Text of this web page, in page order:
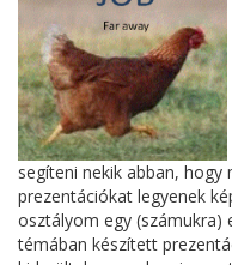
segíteni nekik abban,
prezentációkat legyenek
osztályom egy (számukra)
témában készített